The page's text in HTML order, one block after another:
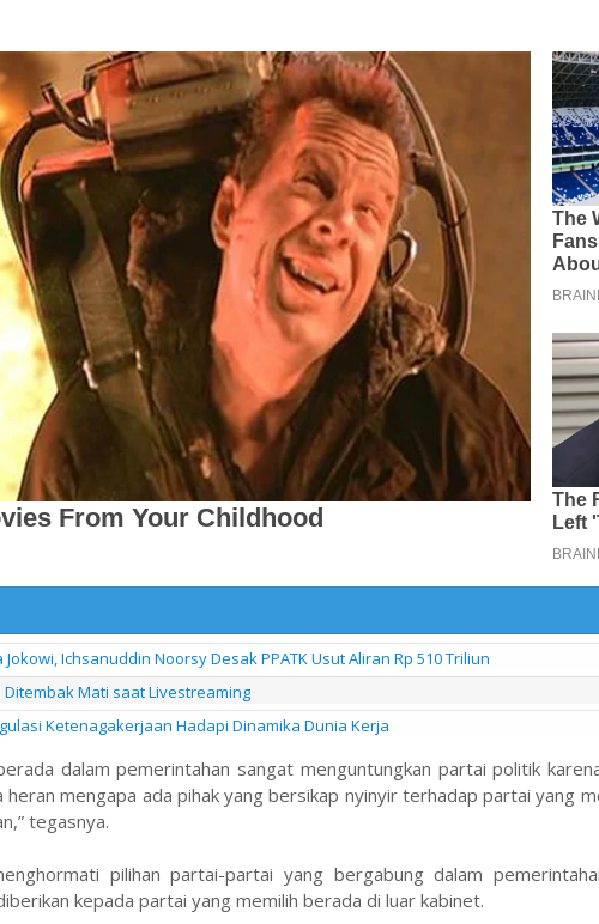
Ichsanuddin Noorsy Desak PPATK Usut Aliran Rp 510 Triliun
Mati saat Livestreaming
Ketenagakerjaan Hadapi Dinamika Dunia Kerja
dalam pemerintahan sangat menguntungkan partai politik
heran mengapa ada pihak yang bersikap nyinyir terhadap partai yang
tegasnya.
pilihan partai-partai yang bergabung dalam
kepada partai yang memilih berada di luar kabinet.